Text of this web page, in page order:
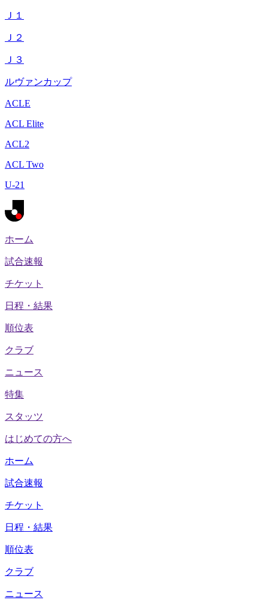
Ｊ１
Ｊ２
Ｊ３
ルヴァンカップ
ACLE
ACL Elite
ACL2
ACL Two
U-21
ホーム
試合速報
チケット
日程・結果
順位表
クラブ
ニュース
特集
スタッツ
はじめての方へ
ホーム
試合速報
チケット
日程・結果
順位表
クラブ
ニュース